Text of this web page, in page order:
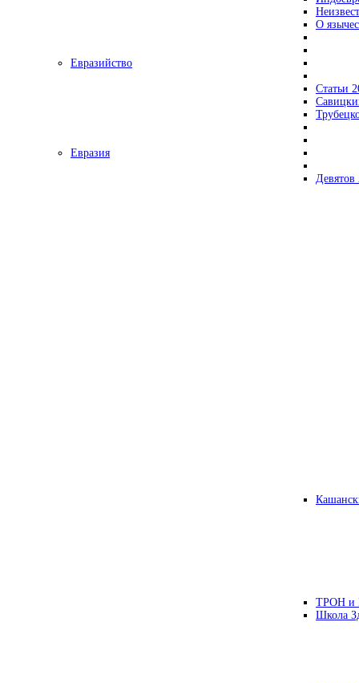
О
Евразийство
Статьи
Евразия
ТРОН и
Школа